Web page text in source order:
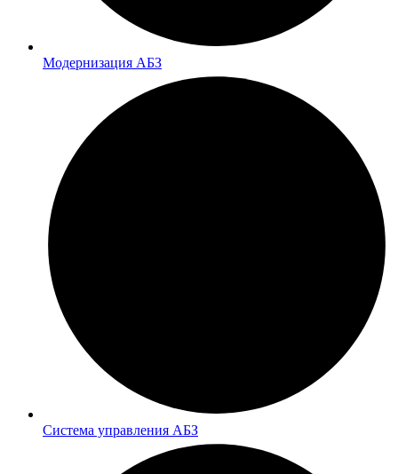
Модернизация АБЗ
Система управления АБЗ